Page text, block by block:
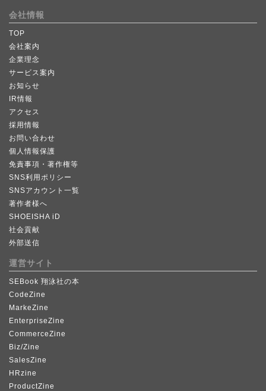
会社情報
TOP
会社案内
企業理念
サービス案内
お知らせ
IR情報
アクセス
採用情報
お問い合わせ
個人情報保護
免責事項・著作権等
SNS利用ポリシー
SNSアカウント一覧
著作者様へ
SHOEISHA iD
社会貢献
外部送信
運営サイト
SEBook 翔泳社の本
CodeZine
MarkeZine
EnterpriseZine
CommerceZine
Biz/Zine
SalesZine
HRzine
ProductZine